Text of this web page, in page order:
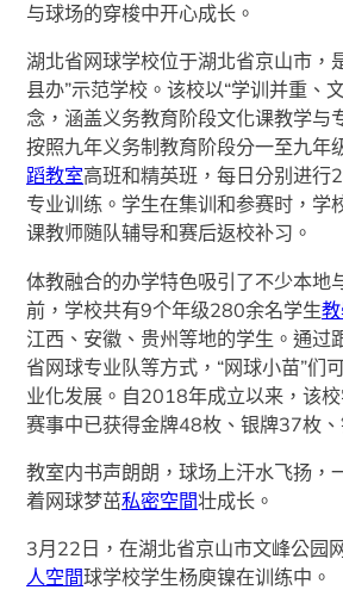
与球场的穿梭中开心成长。
湖北省网球学校位于湖北省京山市，
县办”示范学校。该校以“学训并重、
念，涵盖义务教育阶段文化课教学与
按照九年义务制教育阶段分一至九年
蹈教室高班和精英班，每日分别进行
专业训练。学生在集训和参赛时，学
课教师随队辅导和赛后返校补习。
体教融合的办学特色吸引了不少本地
前，学校共有9个年级280余名学生
江西、安徽、贵州等地的学生。通过
省网球专业队等方式，“网球小苗”们
业化发展。自2018年成立以来，该
赛事中已获得金牌48枚、银牌37枚
教室内书声朗朗，球场上汗水飞扬，
着网球梦茁私密空間壮成长。
3月22日，在湖北省京山市文峰公园
人空間球学校学生杨庾镍在训练中。